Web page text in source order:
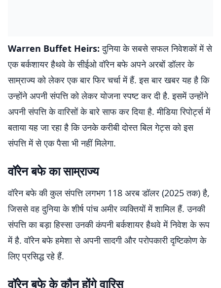
Warren Buffet Heirs: दुनिया के सबसे सफल निवेशकों में से
एक बर्कशायर हैथवे के सीईओ वॉरेन बफे अपने अरबों डॉलर के
साम्राज्य को लेकर एक बार फिर चर्चा में हैं. इस बार खबर यह है कि
उन्होंने अपनी संपत्ति को लेकर योजना स्पष्ट कर दी है. इसमें उन्होंने
अपनी संपत्ति के वारिसों के बारे साफ कर दिया है. मीडिया रिपोर्ट्स में
बताया यह जा रहा है कि उनके करीबी दोस्त बिल गेट्स को इस
संपत्ति में से एक पैसा भी नहीं मिलेगा.
वॉरेन बफे का साम्राज्य
वॉरेन बफे की कुल संपत्ति लगभग 118 अरब डॉलर (2025 तक) है,
जिससे वह दुनिया के शीर्ष पांच अमीर व्यक्तियों में शामिल हैं. उनकी
संपत्ति का बड़ा हिस्सा उनकी कंपनी बर्कशायर हैथवे में निवेश के रूप
में है. वॉरेन बफे हमेशा से अपनी सादगी और परोपकारी दृष्टिकोण के
लिए प्रसिद्ध रहे हैं.
वॉरेन बफे के कौन होंगे वारिस